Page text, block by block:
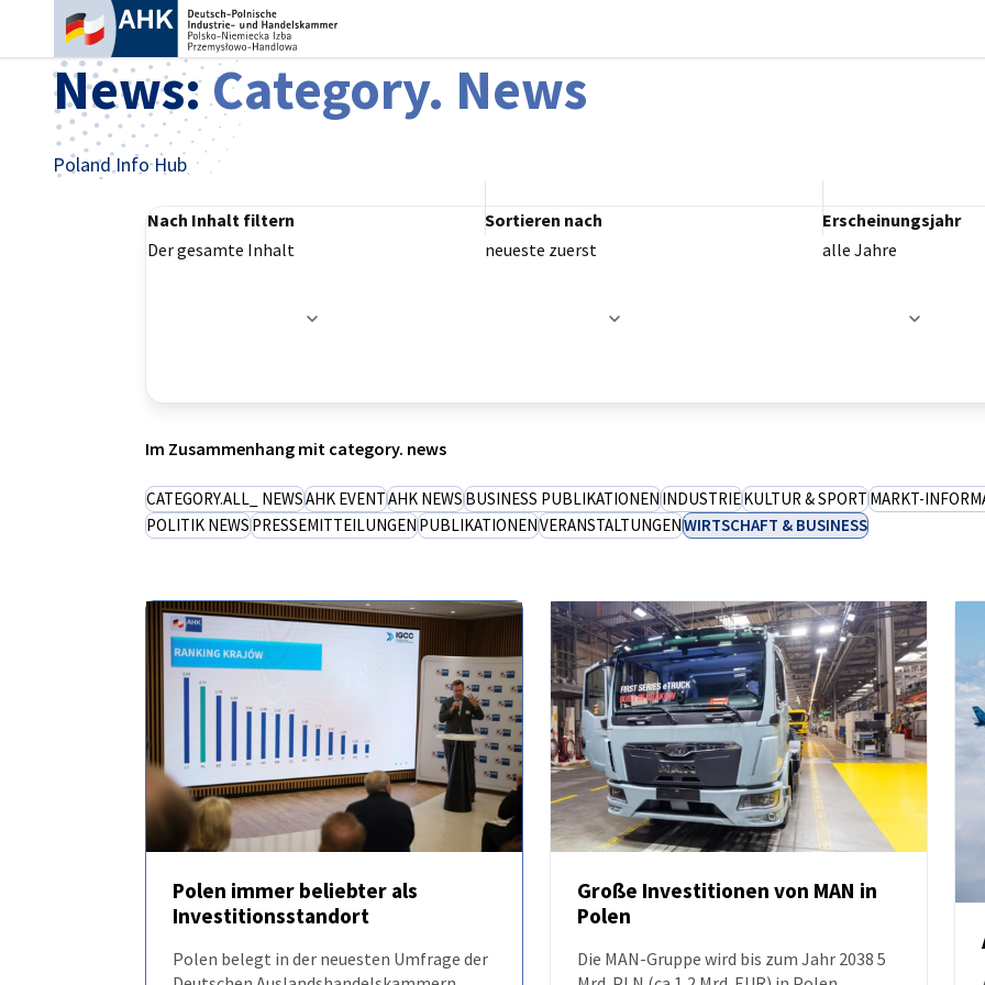
Poland
News:Category. News
Poland Info Hub
Filteroptionen wurden erfolgreich aktualisiert
Nach Inhalt filtern
Der gesamte Inhalt
Sortieren nach
neueste zuerst
Erscheinungsjahr
alle Jahre
Im Zusammenhang mit category. news
CATEGORY.ALL_ NEWSAHK EVENTAHK NEWSBUSINESS PUBLIKATIONENINDUSTRIEKULTUR & SPORTMARKT-
POLITIK NEWSPRESSEMITTEILUNGENPUBLIKATIONENVERANSTALTUNGENWIRTSCHAFT & BUSINESS
Polen immer beliebter als
Investitionsstandort
Polen belegt in der neuesten Umfrage der
Große Investitionen von MAN in
Polen
Die MAN-Gruppe wird bis zum Jahr 2038 5